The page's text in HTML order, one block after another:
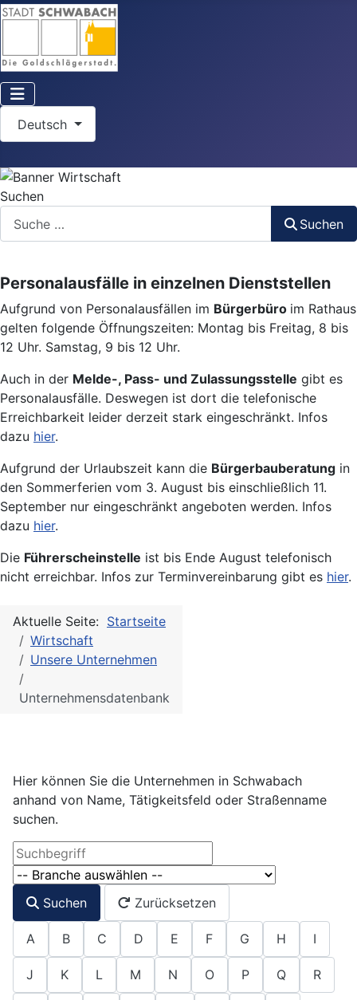
Deutsch
Suchen
Suchen
Personalausfälle in einzelnen Dienststellen
Aufgrund von Personalausfällen im Bürgerbüro im Rathaus
gelten folgende Öffnungszeiten: Montag bis Freitag, 8 bis
12 Uhr. Samstag, 9 bis 12 Uhr.
Auch in der Melde-, Pass- und Zulassungsstelle gibt es
Personalausfälle. Deswegen ist dort die telefonische
Erreichbarkeit leider derzeit stark eingeschränkt. Infos
dazu hier.
Aufgrund der Urlaubszeit kann die Bürgerbauberatung in
den Sommerferien vom 3. August bis einschließlich 11.
September nur eingeschränkt angeboten werden. Infos
dazu hier.
Die Führerscheinstelle ist bis Ende August telefonisch
nicht erreichbar. Infos zur Terminvereinbarung gibt es hier.
Aktuelle Seite: Startseite
Wirtschaft
Unsere Unternehmen
Unternehmensdatenbank
Hier können Sie die Unternehmen in Schwabach
anhand von Name, Tätigkeitsfeld oder Straßenname
suchen.
COM_TAGS_TITLE_FILTER_LABEL
Suchen Zurücksetzen
A B C D E F G H I
J K L M N O P Q R